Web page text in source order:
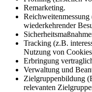
Remarketing.
wiederkehrender
Tracking (z.B.
Nutzung von
Erbringung
Verwaltung und
Zielgruppenbildung
relevanten